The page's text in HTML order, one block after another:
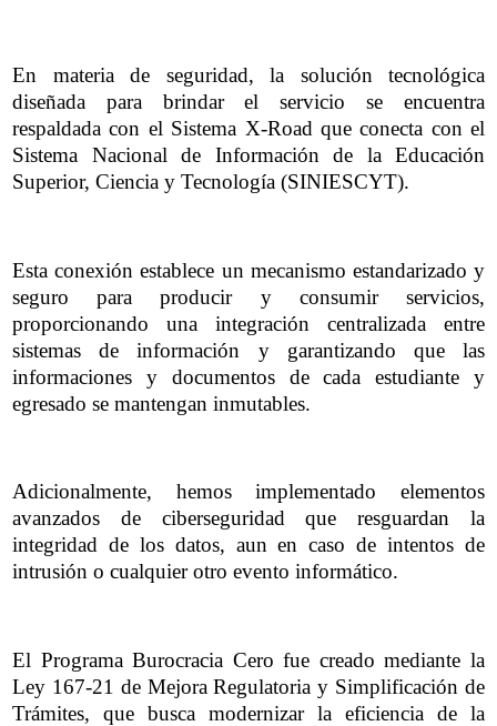
En materia de seguridad, la solución tecnológica
diseñada para brindar el servicio se encuentra
respaldada con el Sistema X-Road que conecta con el
Sistema Nacional de Información de la Educación
Superior, Ciencia y Tecnología (SINIESCYT).
Esta conexión establece un mecanismo estandarizado y
seguro para producir y consumir servicios,
proporcionando una integración centralizada entre
sistemas de información y garantizando que las
informaciones y documentos de cada estudiante y
egresado se mantengan inmutables.
Adicionalmente, hemos implementado elementos
avanzados de ciberseguridad que resguardan la
integridad de los datos, aun en caso de intentos de
intrusión o cualquier otro evento informático.
El Programa Burocracia Cero fue creado mediante la
Ley 167-21 de Mejora Regulatoria y Simplificación de
Trámites, que busca modernizar la eficiencia de la